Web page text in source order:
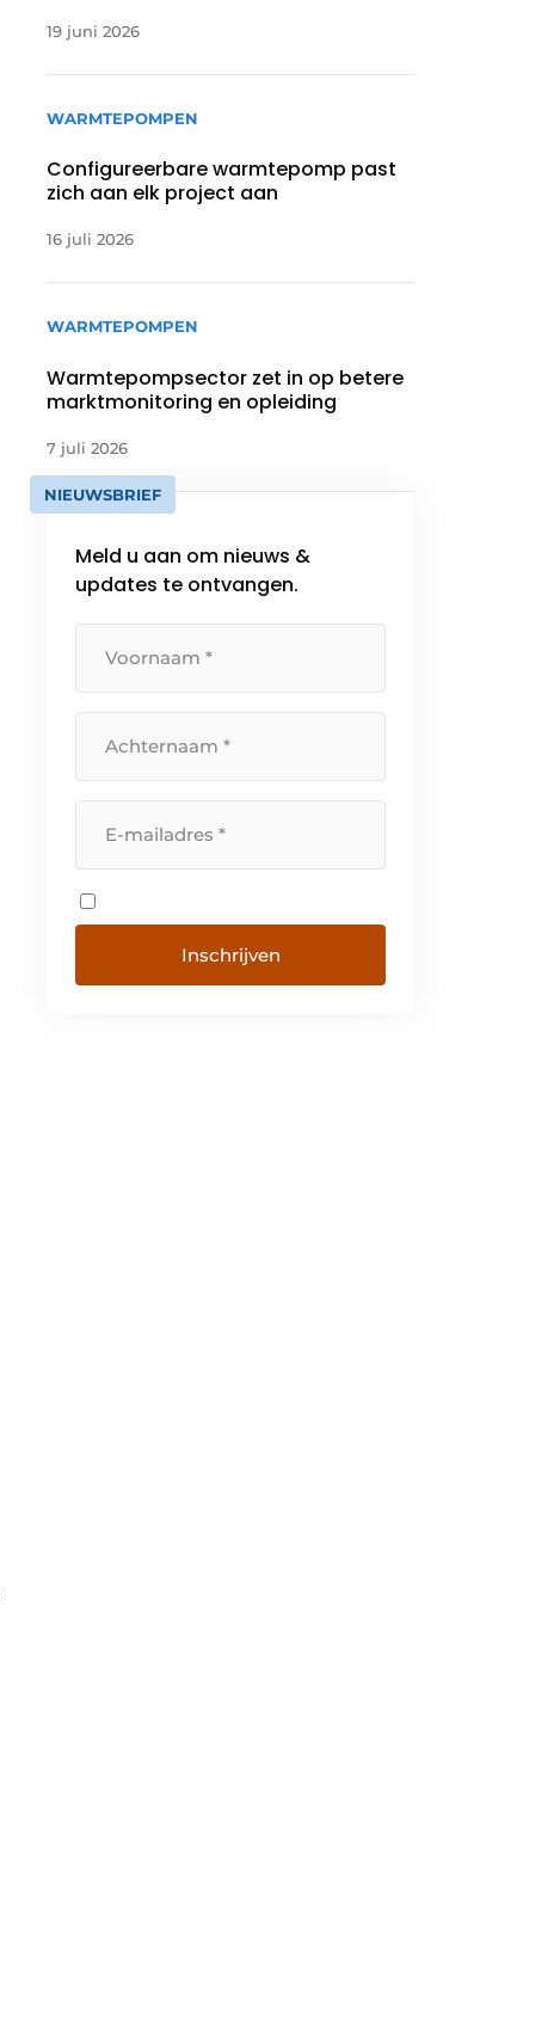
19 juni 2026
WARMTEPOMPEN
Configureerbare warmtepomp past
zich aan elk project aan
16 juli 2026
WARMTEPOMPEN
Warmtepompsector zet in op betere
marktmonitoring en opleiding
7 juli 2026
NIEUWSBRIEF
Meld u aan om nieuws &
updates te ontvangen.